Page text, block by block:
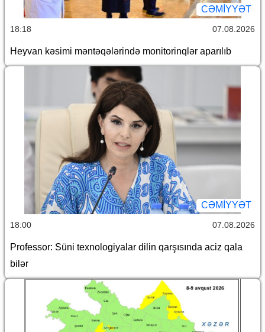
CƏMİYYƏT
18:18 07.08.2026
Heyvan kəsimi məntəqələrində monitorinqlər aparılıb
CƏMİYYƏT
18:00 07.08.2026
Professor: Süni texnologiyalar dilin qarşısında aciz qala
bilər